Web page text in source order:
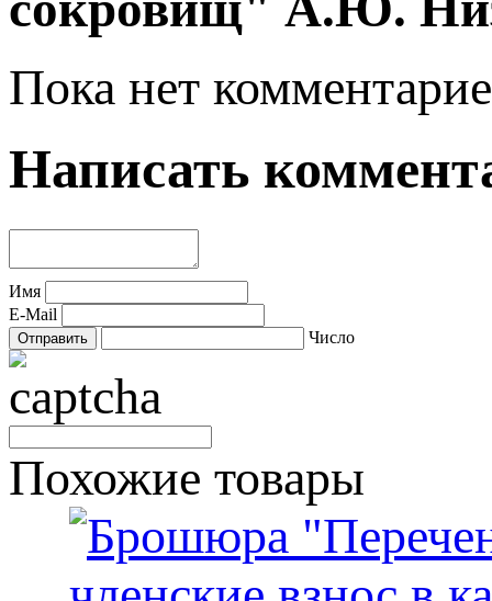
Пока нет
Написать
Имя
E-Mail
Число
Похожие товары